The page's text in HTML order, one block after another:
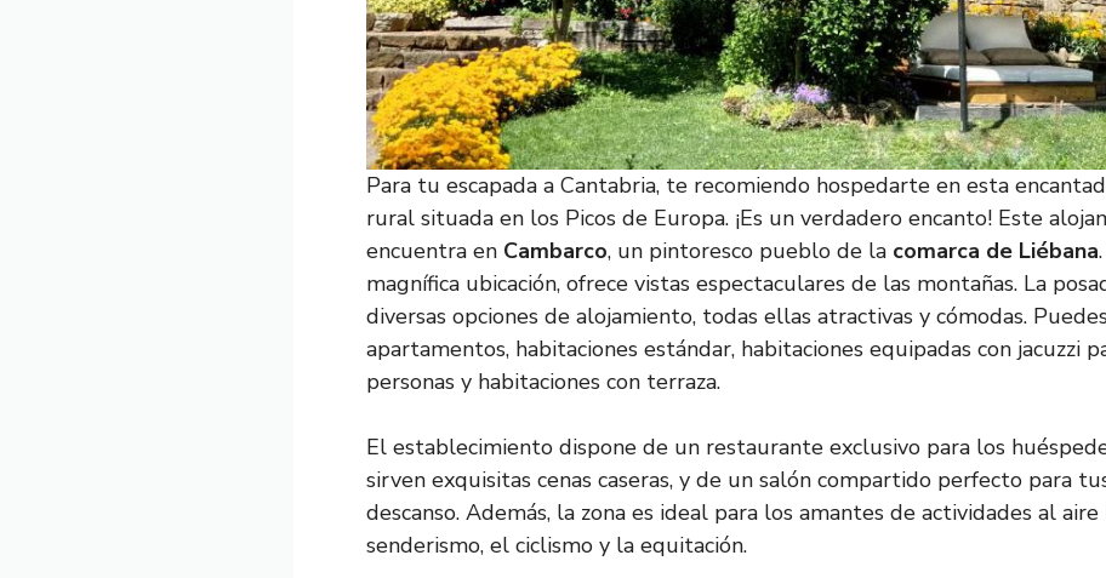
Para tu escapada a Cantabria, te recomiendo hospedarte en esta
rural situada en los Picos de Europa. ¡Es un verdadero encanto! Este
encuentra en Cambarco, un pintoresco pueblo de la comarca de Liébana
magnífica ubicación, ofrece vistas espectaculares de las montañas. La
diversas opciones de alojamiento, todas ellas atractivas y cómodas.
apartamentos, habitaciones estándar, habitaciones equipadas con jacuzzi
personas y habitaciones con terraza.
El establecimiento dispone de un restaurante exclusivo para los
sirven exquisitas cenas caseras, y de un salón compartido perfecto para
descanso. Además, la zona es ideal para los amantes de actividades al
senderismo, el ciclismo y la equitación.